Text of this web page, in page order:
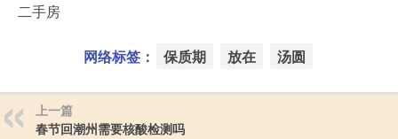
二手房
网络标签： 保质期 放在 汤圆
上一篇
春节回潮州需要核酸检测吗